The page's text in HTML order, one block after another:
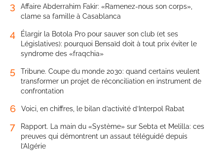
3
Affaire Abderrahim Fakir: «Ramenez-nous son corps»,
clame sa famille à Casablanca
4
Élargir la Botola Pro pour sauver son club (et ses
Législatives): pourquoi Bensaïd doit à tout prix éviter le
syndrome des «fraqchia»
5
Tribune. Coupe du monde 2030: quand certains veulent
transformer un projet de réconciliation en instrument de
confrontation
6 Voici, en chiffres, le bilan d’activité d’Interpol Rabat
7
Rapport. La main du «Système» sur Sebta et Melilla: ces
preuves qui démontrent un assaut téléguidé depuis
l’Algérie